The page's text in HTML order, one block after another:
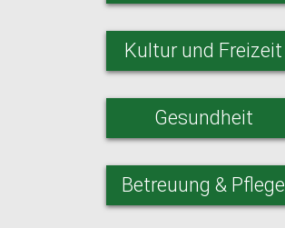
Kultur und Freizeit
Gesundheit
Betreuung & Pflege